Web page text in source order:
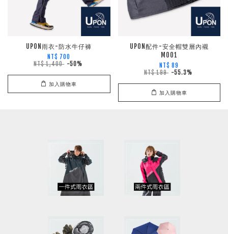
UPON雨衣-防水牛仔褲
NT$ 700
NT$ 1,400 -50%
加入購物車
UPON配件-安全帽雙層內襯
M001
NT$ 89
NT$ 199 -55.3%
加入購物車